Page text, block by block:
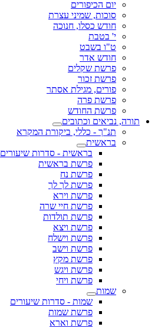
יום הכיפורים
סוכות, שמיני עצרת
חודש כסלו, חנוכה
י' בטבת
ט"ו בשבט
חודש אדר
פרשת שקלים
פרשת זכור
פורים, מגילת אסתר
פרשת פרה
פרשת החודש
תורה, נביאים וכתובים
תנ"ך - כללי, ביקורת המקרא
בראשית
בראשית - סדרות שיעורים
פרשת בראשית
פרשת נח
פרשת לך לך
פרשת וירא
פרשת חיי שרה
פרשת תולדות
פרשת ויצא
פרשת וישלח
פרשת וישב
פרשת מקץ
פרשת ויגש
פרשת ויחי
שמות
שמות - סדרות שיעורים
פרשת שמות
פרשת וארא